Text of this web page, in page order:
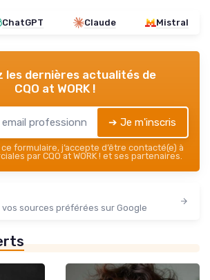
ChatGPT Claude Mistral
les dernières actualités de
CQO at WORK !
➔ Je m'inscris
formulaire, j’accepte d’être contacté(e) à
par CQO at WORK ! et ses partenaires.
sources préférées sur Google